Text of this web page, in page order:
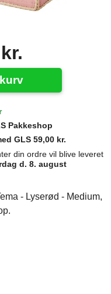
Pakkeshop
GLS 59,00 kr.
din ordre vil blive leveret
d. 8. august
- Lyserød - Medium,